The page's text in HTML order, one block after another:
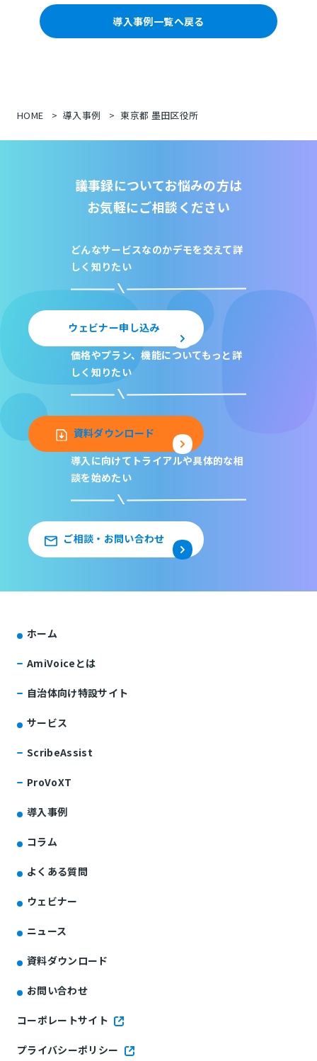
導入事例一覧へ戻る
HOME 導入事例 東京都 墨田区役所
議事録についてお悩みの方は
お気軽にご相談ください
どんなサービスなのかデモを交えて詳
しく知りたい
ウェビナー申し込み
価格やプラン、機能についてもっと詳
しく知りたい
資料ダウンロード
導入に向けてトライアルや具体的な相
談を始めたい
ご相談・お問い合わせ
ホーム
AmiVoiceとは
自治体向け特設サイト
サービス
ScribeAssist
ProVoXT
導入事例
コラム
よくある質問
ウェビナー
ニュース
資料ダウンロード
お問い合わせ
コーポレートサイト
プライバシーポリシー